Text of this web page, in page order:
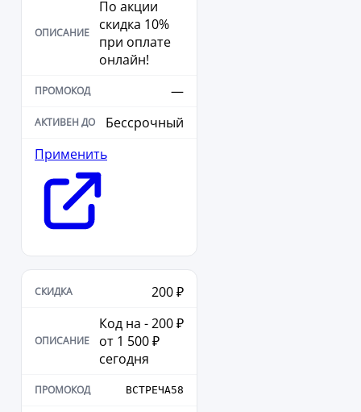
По акции
скидка 10%
при оплате
онлайн!
—
Бессрочный
Применить
200 ₽
Код на - 200 ₽
от 1 500 ₽
сегодня
ВСТРЕЧА58